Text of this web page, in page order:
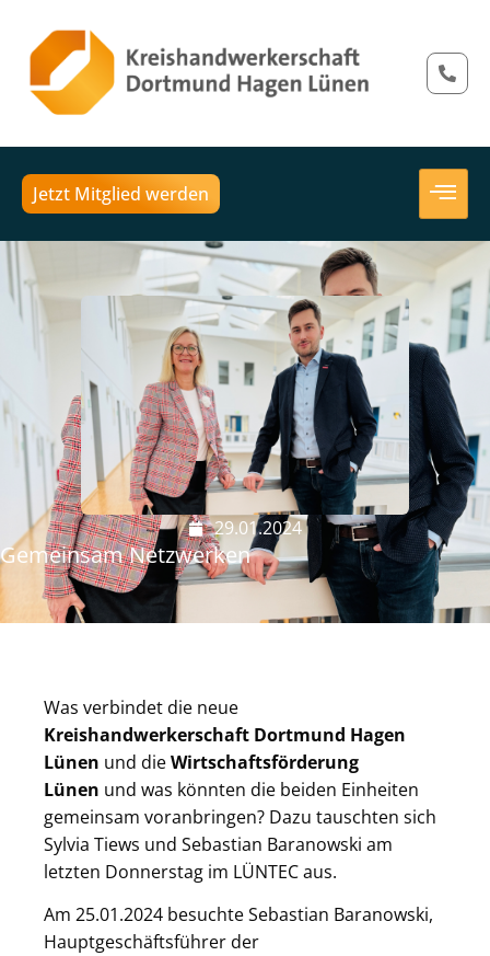
Jetzt Mitglied werden
29.01.2024
Gemeinsam Netzwerken
Was verbindet die neue
Kreishandwerkerschaft Dortmund Hagen
Lünen und dieWirtschaftsförderung
Lünen und was könnten die beiden Einheiten
gemeinsam voranbringen? Dazu tauschten sich
Sylvia Tiews und Sebastian Baranowski am
letzten Donnerstag im LÜNTEC aus.
Am 25.01.2024 besuchte Sebastian Baranowski,
Hauptgeschäftsführer der